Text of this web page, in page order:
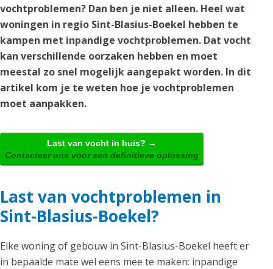
vochtproblemen? Dan ben je niet alleen. Heel wat
woningen in regio Sint-Blasius-Boekel hebben te
kampen met inpandige vochtproblemen. Dat vocht
kan verschillende oorzaken hebben en moet
meestal zo snel mogelijk aangepakt worden. In dit
artikel kom je te weten hoe je vochtproblemen
moet aanpakken.
Last van vocht in huis? →
Contacteer ons voor een definitieve oplossing
Last van vochtproblemen in
Sint-Blasius-Boekel?
Elke woning of gebouw in Sint-Blasius-Boekel heeft er
in bepaalde mate wel eens mee te maken: inpandige